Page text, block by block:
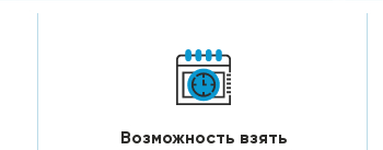
Возможность взять